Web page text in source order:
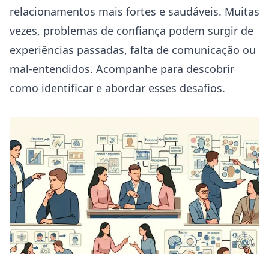
relacionamentos mais fortes e saudáveis. Muitas
vezes, problemas de confiança podem surgir de
experiências passadas, falta de comunicação ou
mal-entendidos. Acompanhe para descobrir
como identificar e abordar esses desafios.